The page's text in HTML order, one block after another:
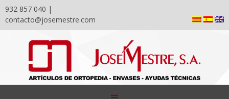
932 857 040 |
contacto@josemestre.com
content